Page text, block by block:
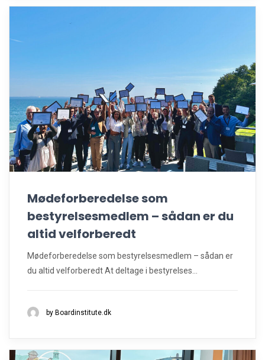
Mødeforberedelse som
bestyrelsesmedlem – sådan er du
altid velforberedt
Mødeforberedelse som bestyrelsesmedlem – sådan er
du altid velforberedt At deltage i bestyrelses...
by Boardinstitute.dk